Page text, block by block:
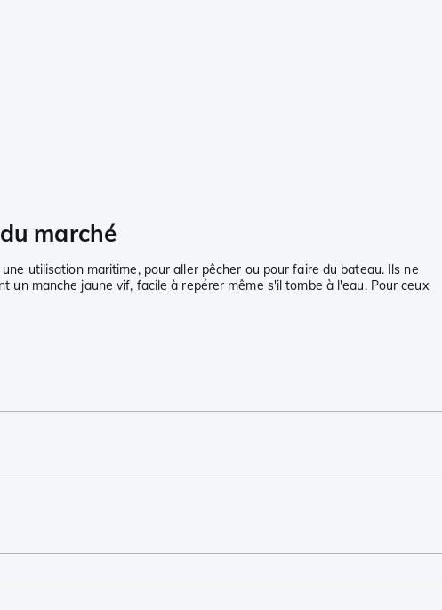
marché
utilisation maritime, pour aller pêcher ou pour faire du bateau. Ils ne
manche jaune vif, facile à repérer même s'il tombe à l'eau. Pour ceux